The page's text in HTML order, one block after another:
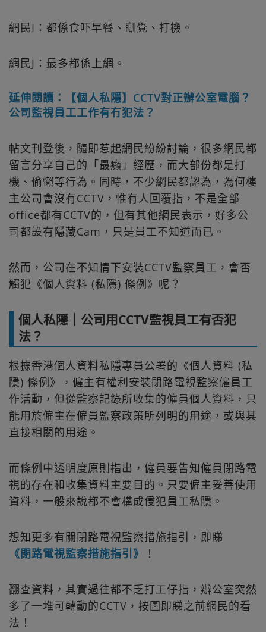
網民I：都係食吓早餐、瞓覺、打機。
網民J：最多都係上網。
延伸閱讀：【個人私隱】CCTV對正辦公室電腦？
公司監視員工工作有冇犯法？
帖文刊登後，隨即惹起網民紛紛討論，很多網民都
留言分享自己的「最癲」經歷，而大部份都是打
機、偷懶等行為。同時，不少網民都認為，為何樓
主公司會沒有CCTV，惟有人回覆指，不是全部
office都有CCTV的，但有其他網民表示，好多公
司都設有隱藏Cam，只是員工不知道而已。
然而，公司在不知情下安裝CCTV監察員工，會否
觸犯《個人資料 (私隱) 條例》呢？
個人私隱｜公司用CCTV監視員工有否犯
法？
根據香港個人資料私隱專員公署的《個人資料 (私
隱) 條例》，僱主有權利安裝閉路電視監察僱員工
作活動，但從監察記錄所收集的僱員個人資料，只
能用於僱主在僱員監察政策所列明的用途，或與其
直接相關的用途。
而條例中透明度原則指出，僱員要告知僱員閉路電
視的存在和收集資料主要目的。只要僱主妥善使用
資料，一般來說都不會構成侵犯員工私隱。
想知更多有關閉路電視監察措施指引，即睇
《閉路電視監察措施指引》
！
翻查資料，其實過往都不乏打工仔指，辦公室突然
多了一堆可轉動的CCTV，按圖即睇之前網民的看
法！